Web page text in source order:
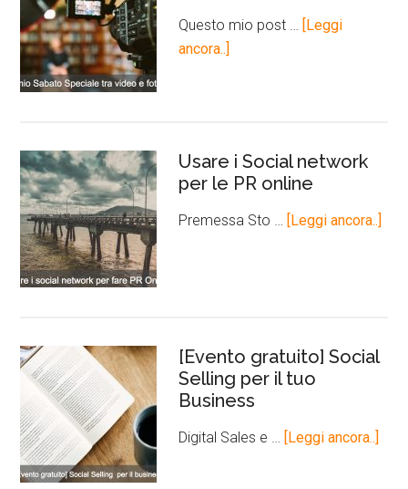
Questo mio post … [Leggi
ancora..]
Usare i Social network
per le PR online
Premessa Sto … [Leggi ancora..]
[Evento gratuito] Social
Selling per il tuo
Business
Digital Sales e … [Leggi ancora..]